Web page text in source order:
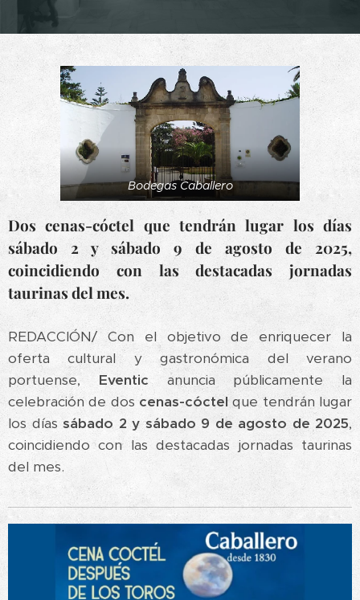
Bodegas Caballero
Dos cenas-cóctel que tendrán lugar los días
sábado 2 y sábado 9 de agosto de 2025,
coincidiendo con las destacadas jornadas
taurinas del mes.
REDACCIÓN/ Con el objetivo de enriquecer la
oferta cultural y gastronómica del verano
portuense, Eventic anuncia públicamente la
celebración de dos cenas-cóctel que tendrán lugar
los díassábado 2 y sábado 9 de agosto de 2025,
coincidiendo con las destacadas jornadas taurinas
del mes.